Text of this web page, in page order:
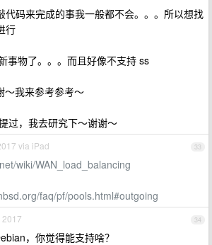
代码来完成的事我一般都不会。。。所以想找
行
事物了。。。而且好像不支持 ss
～我来参考参考～
过，我去研究下～谢谢～
33
via iPad
wiki/WAN_load_balancing
faq/pf/pools.html#outgoing
34
2017
，你觉得能支持啥？